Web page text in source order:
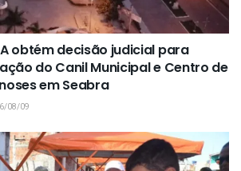
obtém decisão judicial para
do Canil Municipal e Centro de
em Seabra
08/09